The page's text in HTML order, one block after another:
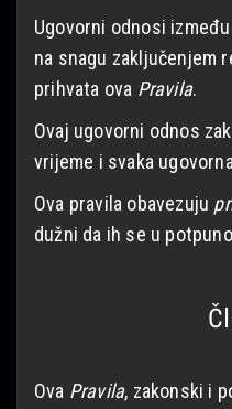
Ugovorni odnosi između
na snagu zaključenjem
prihvata ova Pravila.
Ovaj ugovorni odnos
vrijeme i svaka
Ova pravila obavezuju
dužni da ih se u
Ova Pravila, zakonski i